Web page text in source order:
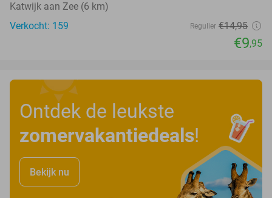
Katwijk aan Zee (6 km)
Verkocht: 159
Regulier €14,95
€9,95
Ontdek de leukste
zomervakantiedeals!
Bekijk nu